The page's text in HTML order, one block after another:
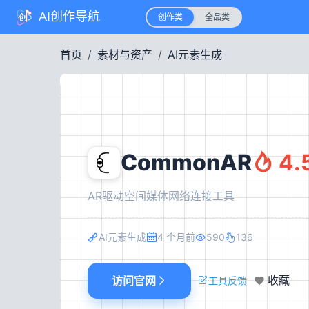
AI创作导航 创作类 全品类
首页 素材与资产 AI元素生成
CommonAR
AR驱动空间媒体网络连接工具
AI元素生成 4 个月前 590 136
访问官网 工具反馈 收藏